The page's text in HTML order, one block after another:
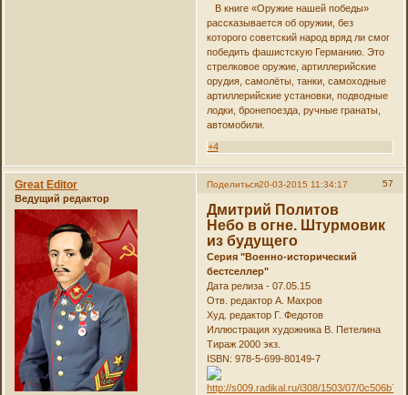
В книге «Оружие нашей победы»
рассказывается об оружии, без
которого советский народ вряд ли смог
победить фашистскую Германию. Это
стрелковое оружие, артиллерийские
орудия, самолёты, танки, самоходные
артиллерийские установки, подводные
лодки, бронепоезда, ручные гранаты,
автомобили.
+4
Поделиться 57
20-03-2015 11:34:17
Great Editor
Ведущий редактор
Дмитрий Политов
Небо в огне. Штурмовик
из будущего
Серия "Военно-исторический
бестселлер"
Дата релиза - 07.05.15
Отв. редактор А. Махров
Худ. редактор Г. Федотов
Иллюстрация художника В. Петелина
Тираж 2000 экз.
ISBN: 978-5-699-80149-7